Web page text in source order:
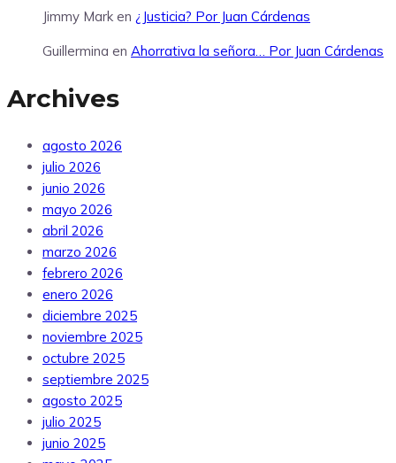
Jimmy Mark en ¿Justicia? Por Juan Cárdenas
Guillermina en Ahorrativa la señora… Por Juan Cárdenas
Archives
agosto 2026
julio 2026
junio 2026
mayo 2026
abril 2026
marzo 2026
febrero 2026
enero 2026
diciembre 2025
noviembre 2025
octubre 2025
septiembre 2025
agosto 2025
julio 2025
junio 2025